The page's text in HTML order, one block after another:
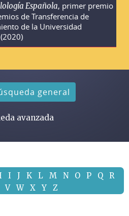
Española, primer premio
de Transferencia de
de la Universidad
general
avanzada
I J K L M N O P Q
R
V W X Y Z